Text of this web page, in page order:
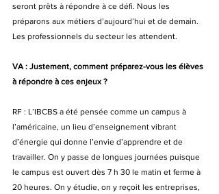
seront prêts à répondre à ce défi. Nous les
préparons aux métiers d’aujourd’hui et de demain.
Les professionnels du secteur les attendent.
VA : Justement, comment préparez-vous les élèves
à répondre à ces enjeux ?
RF : L’IBCBS a été pensée comme un campus à
l’américaine, un lieu d’enseignement vibrant
d’énergie qui donne l’envie d’apprendre et de
travailler. On y passe de longues journées puisque
le campus est ouvert dès 7 h 30 le matin et ferme à
20 heures. On y étudie, on y reçoit les entreprises,